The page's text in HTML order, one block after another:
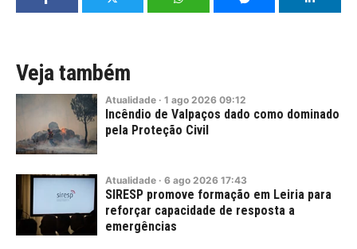
Veja também
Atualidade · 1 ago 2026 09:12
Incêndio de Valpaços dado como dominado
pela Proteção Civil
Atualidade · 6 ago 2026 17:43
SIRESP promove formação em Leiria para
reforçar capacidade de resposta a
emergências